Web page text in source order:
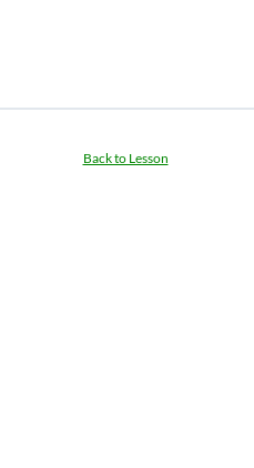
Back to Lesson